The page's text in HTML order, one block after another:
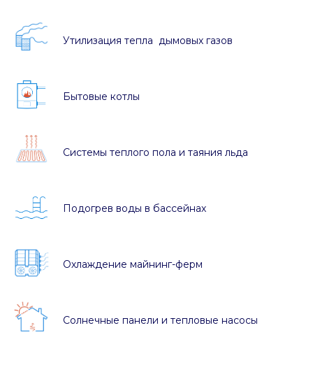
Утилизация тепла дымовых газов
Бытовые котлы
Системы теплого пола и таяния льда
Подогрев воды в бассейнах
Охлаждение майнинг-ферм
Солнечные панели и тепловые насосы